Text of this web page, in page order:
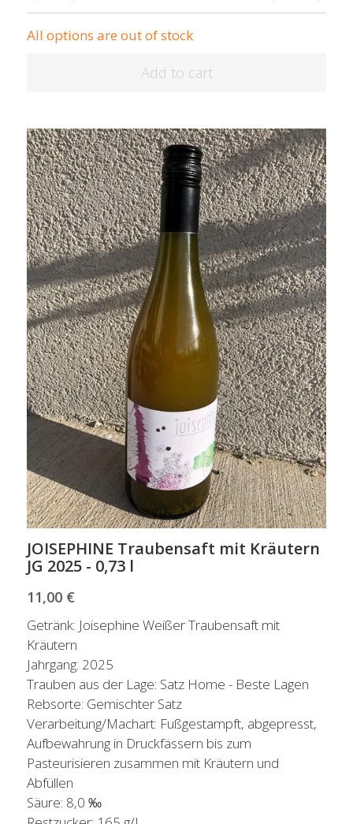
All options are out of stock
Add to cart
JOISEPHINE Traubensaft mit Kräutern
JG 2025 - 0,73 l
11,00 €
Getränk: Joisephine Weißer Traubensaft mit
Kräutern
Jahrgang: 2025
Trauben aus der Lage: Satz Home - Beste Lagen
Rebsorte: Gemischter Satz
Verarbeitung/Machart: Fußgestampft, abgepresst,
Aufbewahrung in Druckfässern bis zum
Pasteurisieren zusammen mit Kräutern und
Abfüllen
Säure: 8,0 ‰